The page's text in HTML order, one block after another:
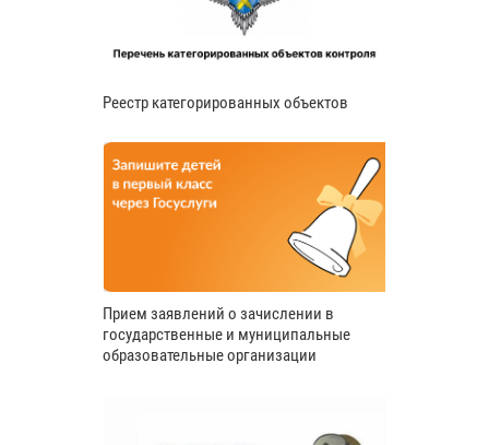
Реестр категорированных объектов
Прием заявлений о зачислении в
государственные и муниципальные
образовательные организации